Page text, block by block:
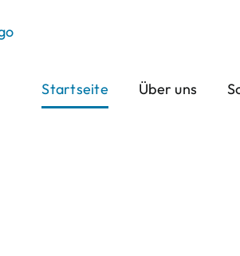
Startseite
Über uns